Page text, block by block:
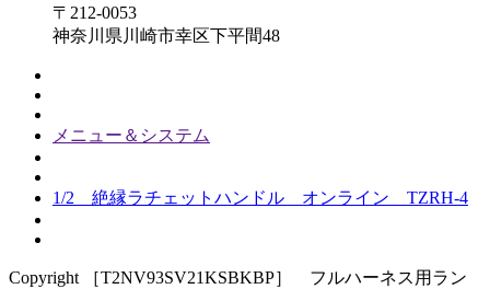
〒212-0053
神奈川県川崎市幸区下平間48
メニュー＆システム
1/2 絶縁ラチェットハンドル オンライン TZRH-4
Copyright ［T2NV93SV21KSBKBP］ フルハーネス用ラン